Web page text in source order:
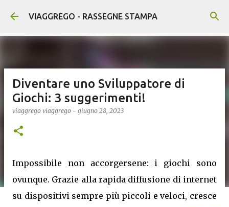
Passa ai contenuti principali
VIAGGREGO - RASSEGNE STAMPA
Diventare uno Sviluppatore di
Giochi: 3 suggerimenti!
viaggrego viaggrego - giugno 28, 2023
Impossibile non accorgersene: i giochi sono
ovunque. Grazie alla rapida diffusione di internet
su dispositivi sempre più piccoli e veloci, cresce